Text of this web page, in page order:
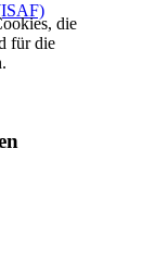
die
für die